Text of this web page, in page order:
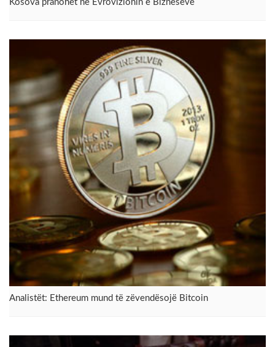
Kosova pranohet në Evrovizionin e Bizneseve
Analistët: Ethereum mund të zëvendësojë Bitcoin